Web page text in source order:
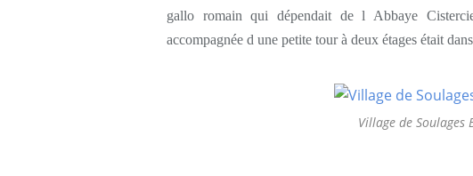
gallo romain qui dépendait de l Abbaye
accompagnée d une petite tour à deux étages était
Village de Soulages